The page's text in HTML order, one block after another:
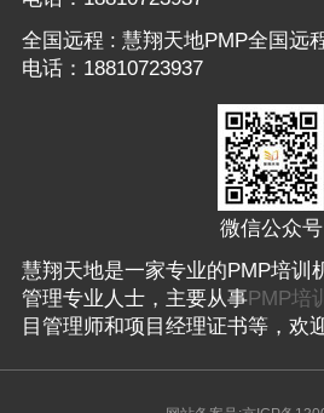
全国远程 : 慧翔天地PMP全国远
电话：18810723937
微信公众号
慧翔天地是一家专业的PMP培训
管理专业人士，主要从事PMP培
目管理师和项目经理证书等，欢